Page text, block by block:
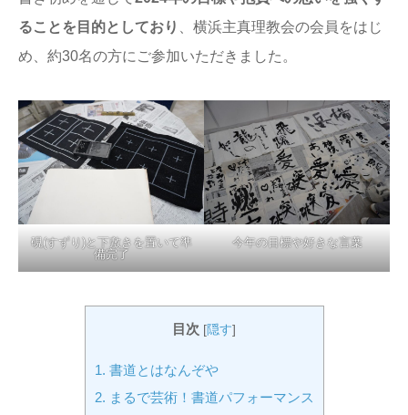
ることを目的としており 、横浜主真理教会の会員をはじ
め、約30名の方にご参加いただきました。
硯(すずり)と下敷きを置いて準
備完了
今年の目標や好きな言葉
目次 [隠す]
1. 書道とはなんぞや
2. まるで芸術！書道パフォーマンス